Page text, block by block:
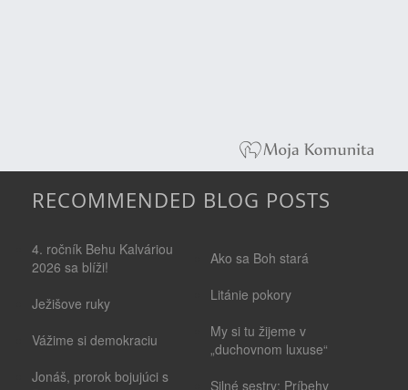
RECOMMENDED BLOG POSTS
4. ročník Behu Kalváriou
2026 sa blíži!
Ježišove ruky
Vážime si demokraciu
Jonáš, prorok bojujúci s
Ako sa Boh stará
Litánie pokory
My si tu žijeme v
„duchovnom luxuse“
Silné sestry: Príbehy